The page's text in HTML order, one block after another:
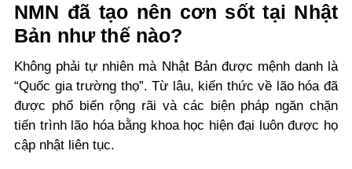
NMN đã tạo nên cơn sốt tại Nhật
Bản như thế nào?
Không phải tự nhiên mà Nhật Bản được mệnh danh là
“Quốc gia trường thọ”. Từ lâu, kiến thức về lão hóa đã
được phổ biến rộng rãi và các biện pháp ngăn chặn
tiến trình lão hóa bằng khoa học hiện đại luôn được họ
cập nhật liên tục.